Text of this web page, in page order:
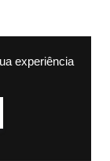
experiência
do